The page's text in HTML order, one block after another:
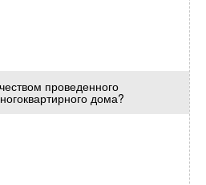
проведенного
дома?